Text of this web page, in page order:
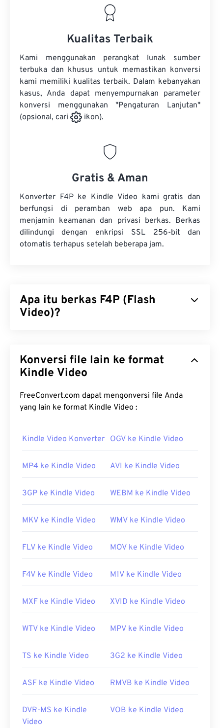
Kualitas Terbaik
Kami menggunakan perangkat lunak sumber
terbuka dan khusus untuk memastikan konversi
kami memiliki kualitas terbaik. Dalam kebanyakan
kasus, Anda dapat menyempurnakan parameter
konversi menggunakan "Pengaturan Lanjutan"
(opsional, cari
ikon).
Gratis & Aman
Konverter F4P ke Kindle Video kami gratis dan
berfungsi di peramban web apa pun. Kami
menjamin keamanan dan privasi berkas. Berkas
dilindungi dengan enkripsi SSL 256-bit dan
otomatis terhapus setelah beberapa jam.
Apa itu berkas F4P (Flash
Video)?
". Format ini mengompresi berkas multimedia
dengancodecdan memfasilitasi pengiriman berkas
internet. Terlepas dari satu perbedaan, F4P
merupakan format yang sama dengan F4V; kecuali
F4P?
Di sebagian besar platform, berkas F4P terbuka di
pemutar default. Untuk hasil yang terjamin di Mac
Media Player.
mendukung plugin Adobe Flash Player. Namun,
mengatasi batasan iOS. Ingatlah selalu bahwa "P"
Dikembangkan oleh:
Adobe
Tautan yang berguna:
https://en.wikipedia.org/wiki/Flash_Video
Konversi file lain ke format
Kindle Video
FreeConvert.com dapat mengonversi file Anda
yang lain ke format Kindle Video :
Kindle Video Konverter OGV ke Kindle Video
MP4 ke Kindle Video AVI ke Kindle Video
3GP ke Kindle Video WEBM ke Kindle Video
MKV ke Kindle Video WMV ke Kindle Video
FLV ke Kindle Video MOV ke Kindle Video
F4V ke Kindle Video M1V ke Kindle Video
MXF ke Kindle Video XVID ke Kindle Video
WTV ke Kindle Video MPV ke Kindle Video
TS ke Kindle Video 3G2 ke Kindle Video
ASF ke Kindle Video RMVB ke Kindle Video
DVR-MS ke Kindle
Video
VOB ke Kindle Video